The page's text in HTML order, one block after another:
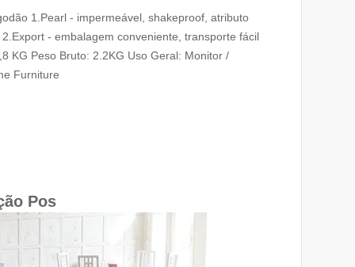
1.Pearl - impermeável, shakeproof, atributo
- embalagem conveniente, transporte fácil
KG Peso Bruto: 2.2KG Uso Geral: Monitor /
Furniture
Pos